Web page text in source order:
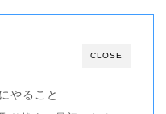
CLOSE
やること